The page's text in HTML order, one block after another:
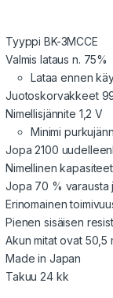
Tyyppi BK-3MCCE
Valmis lataus n. 75%
Lataa ennen
Juotoskorvakkeet
Nimellisjännite 1,2 V
Minimi
Jopa 2100
Nimellinen
Jopa 70 % varausta
Erinomainen
Pienen sisäisen
Akun mitat ovat 50,5
Made in Japan
Takuu 24 kk